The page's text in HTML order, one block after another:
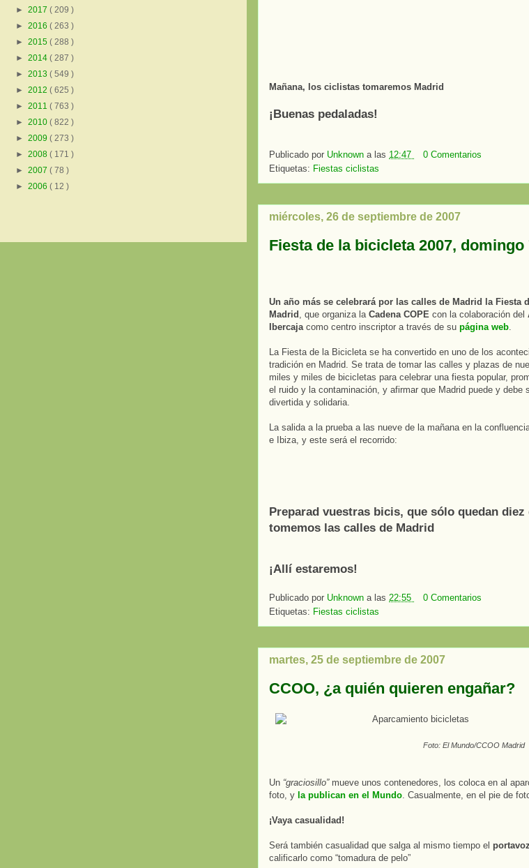
Mañana, los ciclistas tomaremos Madrid
¡Buenas pedaladas!
Publicado por Unknown a las 12:47
0 Comentarios
Etiquetas: Fiestas ciclistas
miércoles, 26 de septiembre de 2007
Fiesta de la bicicleta 2007,
Un año más se celebrará por las calles de Madrid la Fiesta
Madrid , que organiza la Cadena COPE con la colaboración del
Ibercajacomo centro inscriptor a través de su página web.
La Fiesta de la Bicicleta se ha convertido en uno de los
tradición en Madrid. Se trata de tomar las calles y plazas de
miles y miles de bicicletas para celebrar una fiesta popular,
el ruido y la contaminación, y afirmar que Madrid puede y debe
divertida y solidaria.
La salida a la prueba a las nueve de la mañana en la
e Ibiza, y este será el recorrido:
Preparad vuestras bicis, que sólo quedan
tomemos las calles de Madrid
¡Allí estaremos!
Publicado por Unknown a las 22:55
0 Comentarios
Etiquetas: Fiestas ciclistas
martes, 25 de septiembre de 2007
CCOO, ¿a quién quieren engañar?
Foto: El Mundo/CCOO Madrid
Un “graciosillo”mueve unos contenedores, los coloca en al
foto, y la publican en el Mundo . Casualmente, en el pie de
¡Vaya casualidad!
Será también casualidad que salga al mismo tiempo el
calificarlo como “tomadura de pelo”
► 2017 ( 209 )
► 2016 ( 263 )
► 2015 ( 288 )
► 2014 ( 287 )
► 2013 ( 549 )
► 2012 ( 625 )
► 2011 ( 763 )
► 2010 ( 822 )
► 2009 ( 273 )
► 2008 ( 171 )
► 2007 ( 78 )
► 2006 ( 12 )